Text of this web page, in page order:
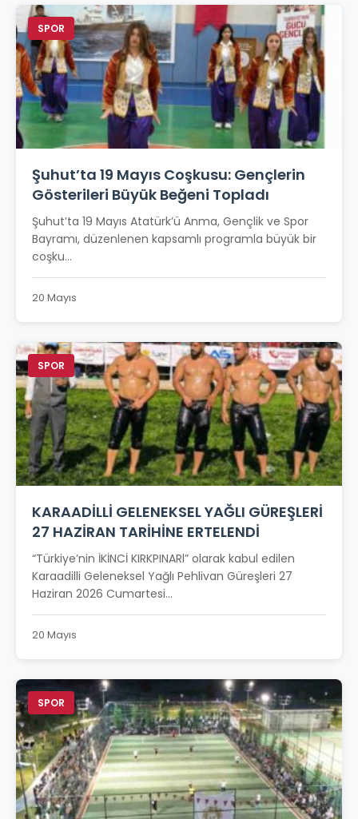
SPOR
Şuhut’ta 19 Mayıs Coşkusu: Gençlerin
Gösterileri Büyük Beğeni Topladı
Şuhut’ta 19 Mayıs Atatürk’ü Anma, Gençlik ve Spor
Bayramı, düzenlenen kapsamlı programla büyük bir
coşku...
20 Mayıs
SPOR
KARAADİLLİ GELENEKSEL YAĞLI GÜREŞLERİ
27 HAZİRAN TARİHİNE ERTELENDİ
“Türkiye’nin İKİNCİ KIRKPINARl” olarak kabul edilen
Karaadilli Geleneksel Yağlı Pehlivan Güreşleri 27
Haziran 2026 Cumartesi...
20 Mayıs
SPOR